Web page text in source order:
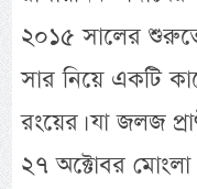
২০১৫ সালের
সার নিয়ে একটি
রংয়ের। যা জলজ
২৭ অক্টোবর মোংলা